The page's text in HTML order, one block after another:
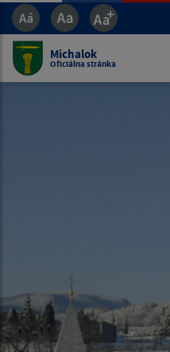
Michalok
Oficiálna stránka